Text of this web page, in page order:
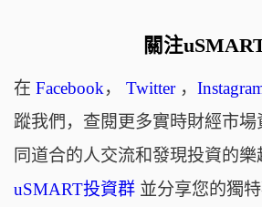
關注
在 Facebook， Twitter，
蹤我們，查閱更多實時財經市
同道合的人交流和發現投資的樂
uSMART投資群並分享您的獨